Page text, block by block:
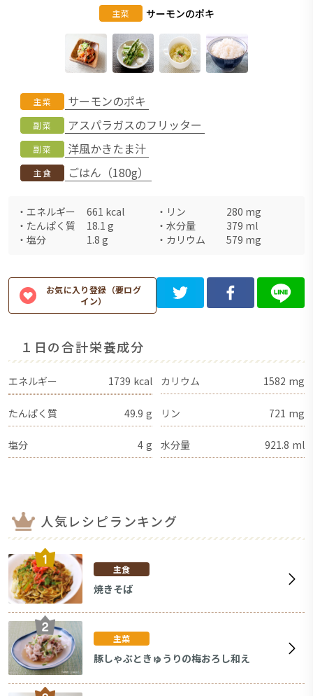
主菜 サーモンのポキ
主菜 サーモンのポキ
副菜 アスパラガスのフリッター
副菜 洋風かきたま汁
主食 ごはん（180g）
・ エネルギー 661 kcal ・ リン 280 mg
・ たんぱく質 18.1 g ・ 水分量 379 ml
・ 塩分 1.8 g ・ カリウム 579 mg
お気に入り登録（要ログ
イン）
１日の合計栄養成分
エネルギー 1739 kcal カリウム 1582 mg
たんぱく質 49.9 g リン 721 mg
塩分 4 g 水分量 921.8 ml
人気レシピランキング
主食
焼きそば
主菜
豚しゃぶときゅうりの梅おろし和え